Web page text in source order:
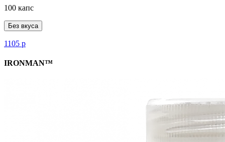
100 капс
Без вкуса
1105 р
IRONMAN™